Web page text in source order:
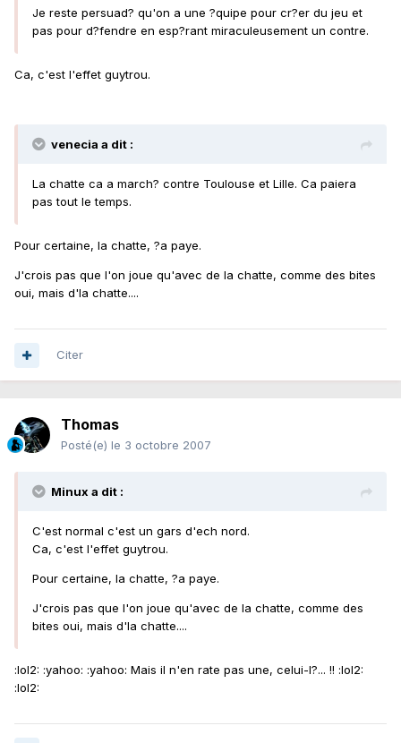
Je reste persuad? qu'on a une ?quipe pour cr?er du jeu et
pas pour d?fendre en esp?rant miraculeusement un contre.
Ca, c'est l'effet guytrou.
venecia a dit :
La chatte ca a march? contre Toulouse et Lille. Ca paiera
pas tout le temps.
Pour certaine, la chatte, ?a paye.
J'crois pas que l'on joue qu'avec de la chatte, comme des bites
oui, mais d'la chatte....
Citer
Thomas
Posté(e) le 3 octobre 2007
Minux a dit :
C'est normal c'est un gars d'ech nord.
Ca, c'est l'effet guytrou.
Pour certaine, la chatte, ?a paye.
J'crois pas que l'on joue qu'avec de la chatte, comme des
bites oui, mais d'la chatte....
:lol2: :yahoo: :yahoo: Mais il n'en rate pas une, celui-l?... !! :lol2:
:lol2: